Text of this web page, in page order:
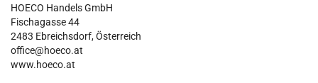
HOECO Handels GmbH
Fischagasse 44
2483 Ebreichsdorf, Österreich
office@hoeco.at
www.hoeco.at